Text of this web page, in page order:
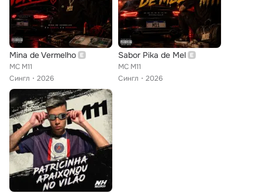
Mina de Vermelho
MC M11
Сингл
2026
Sabor Pika de Mel
MC M11
Сингл
2026